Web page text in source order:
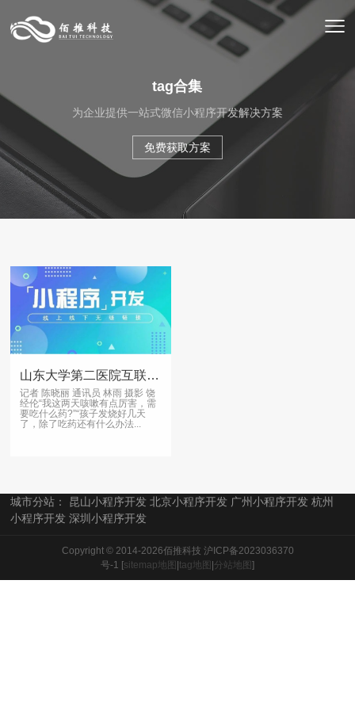
tag合集
为企业提供一站式微信小程序开发解决方案
免费获取方案
山东大学第二医院互联网医院重装升级上线
记者 陈晓丽 通讯员 林雨 摄影 饶
经伦“我这两天咳嗽有点厉害，需
要吃什么药?”“孩子发烧好几天
了，除了吃药还有什么办法...
城市分站： 昆山小程序开发 北京小程序开发 广州小程序开发 杭州
小程序开发 深圳小程序开发
Copyright © 2014-2026佰推科技 沪ICP备2023036370
号-1 [sitemap地图 tag地图 分站地图 ]